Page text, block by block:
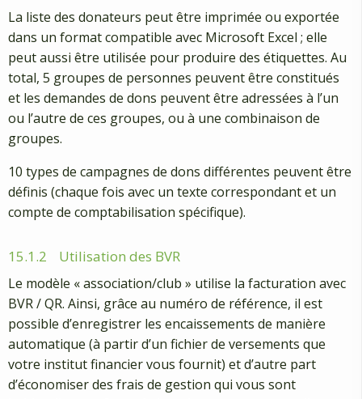
La liste des donateurs peut être imprimée ou exportée
dans un format compatible avec Microsoft Excel ; elle
peut aussi être utilisée pour produire des étiquettes. Au
total, 5 groupes de personnes peuvent être constitués
et les demandes de dons peuvent être adressées à l’un
ou l’autre de ces groupes, ou à une combinaison de
groupes.
10 types de campagnes de dons différentes peuvent être
définis (chaque fois avec un texte correspondant et un
compte de comptabilisation spécifique).
15.1.2 Utilisation des BVR
Le modèle « association/club » utilise la facturation avec
BVR / QR. Ainsi, grâce au numéro de référence, il est
possible d’enregistrer les encaissements de manière
automatique (à partir d’un fichier de versements que
votre institut financier vous fournit) et d’autre part
d’économiser des frais de gestion qui vous sont